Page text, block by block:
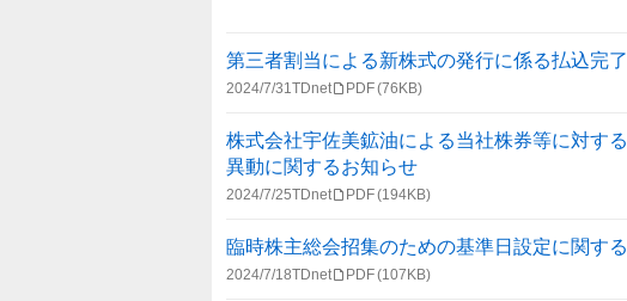
第三者割当による新株式の発行に係る払込完
2024/7/31 TDnet PDF(76KB)
株式会社宇佐美鉱油による当社株券等に対す
異動に関するお知らせ
2024/7/25TDnet PDF(194KB)
臨時株主総会招集のための基準日設定に関す
2024/7/18TDnet PDF(107KB)